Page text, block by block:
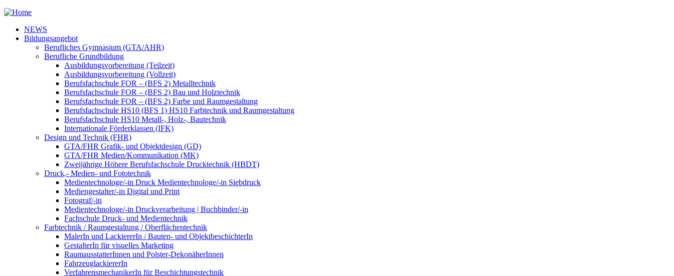
NEWS
Bildungsangebot
Berufliches Gymnasium (GTA/AHR)
Berufliche Grundbildung
Ausbildungsvorbereitung (Teilzeit)
Ausbildungsvorbereitung (Vollzeit)
Berufsfachschule FOR – (BFS 2) Metalltechnik
Berufsfachschule FOR – (BFS 2) Bau und Holztechnik
Berufsfachschule FOR – (BFS 2) Farbe und Raumgestaltung
Berufsfachschule HS10 (BFS 1) HS10 Farbtechnik und Raumgestaltung
Berufsfachschule HS10 Metall-, Holz-, Bautechnik
Internationale Förderklassen (IFK)
Design und Technik (FHR)
GTA/FHR Grafik- und Objektdesign (GD)
GTA/FHR Medien/Kommunikation (MK)
Zweijährige Höhere Berufsfachschule Drucktechnik (HBDT)
Druck,- Medien- und Fototechnik
Medientechnologe/-in Druck Medientechnologe/-in Siebdruck
Mediengestalter/-in Digital und Print
Fotograf/-in
Medientechnologe/-in Druckverarbeitung | Buchbinder/-in
Fachschule Druck- und Medientechnik
Farbtechnik / Raumgestaltung / Oberflächentechnik
MalerIn und LackiererIn / Bauten- und ObjektbeschichterIn
GestalterIn für visuelles Marketing
RaumausstatterInnen und Polster-DekonäherInnen
FahrzeuglackiererIn
VerfahrensmechanikerIn für Beschichtungstechnik